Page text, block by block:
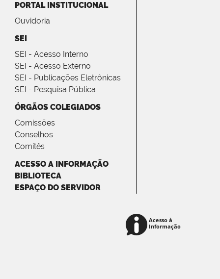
PORTAL INSTITUCIONAL
Ouvidoria
SEI
SEI - Acesso Interno
SEI - Acesso Externo
SEI - Publicações Eletrônicas
SEI - Pesquisa Pública
ÓRGÃOS COLEGIADOS
Comissões
Conselhos
Comitês
ACESSO A INFORMAÇÃO
BIBLIOTECA
ESPAÇO DO SERVIDOR